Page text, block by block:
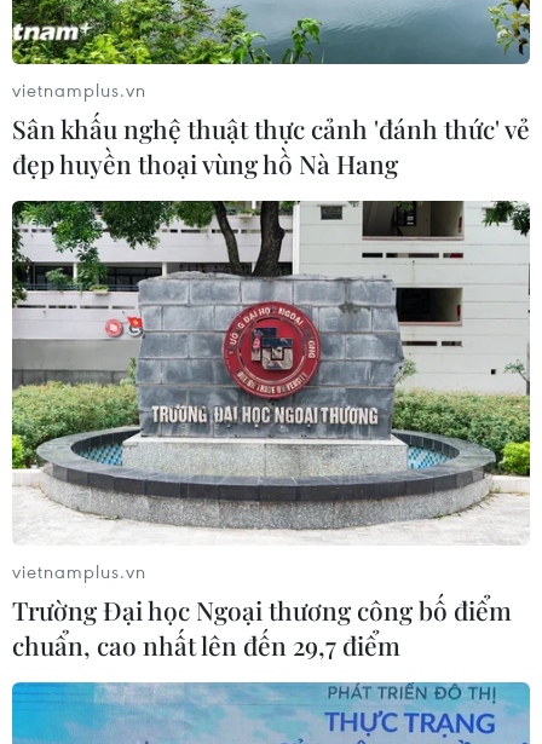
vietnamplus.vn
Sân khấu nghệ thuật thực cảnh 'đánh thức' vẻ
đẹp huyền thoại vùng hồ Nà Hang
vietnamplus.vn
Trường Đại học Ngoại thương công bố điểm
chuẩn, cao nhất lên đến 29,7 điểm